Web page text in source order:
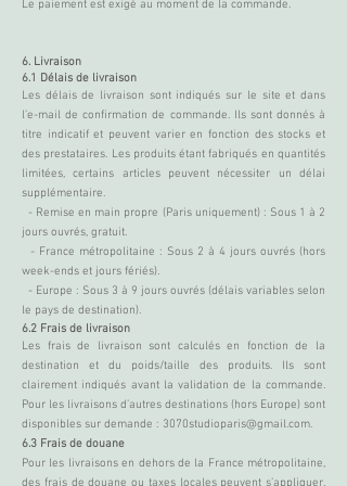
Le paiement est exigé au moment de la commande.
6. Livraison
6.1 Délais de livraison
Les délais de livraison sont indiqués sur le site et dans
l’e-mail de confirmation de commande. Ils sont donnés à
titre indicatif et peuvent varier en fonction des stocks et
des prestataires. Les produits étant fabriqués en quantités
limitées, certains articles peuvent nécessiter un délai
supplémentaire.
- Remise en main propre (Paris uniquement) : Sous 1 à 2
jours ouvrés, gratuit.
- France métropolitaine : Sous 2 à 4 jours ouvrés (hors
week-ends et jours fériés).
- Europe : Sous 3 à 9 jours ouvrés (délais variables selon
le pays de destination).
6.2 Frais de livraison
Les frais de livraison sont calculés en fonction de la
destination et du poids/taille des produits. Ils sont
clairement indiqués avant la validation de la commande.
Pour les livraisons d’autres destinations (hors Europe) sont
disponibles sur demande : 3070studioparis@gmail.com.
6.3 Frais de douane
Pour les livraisons en dehors de la France métropolitaine,